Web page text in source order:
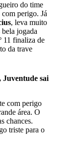
do time
perigo. Já
, leva muito
jogada
11 finaliza de
da trave
Juventude sai
com perigo
área. O
chances.
triste para o